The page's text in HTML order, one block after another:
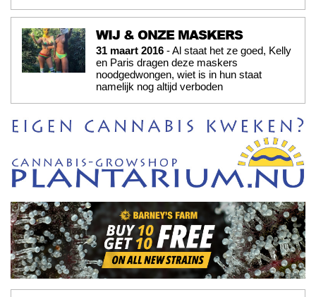
WIJ & ONZE MASKERS
31 maart 2016 - Al staat het ze goed, Kelly
en Paris dragen deze maskers
noodgedwongen, wiet is in hun staat
namelijk nog altijd verboden